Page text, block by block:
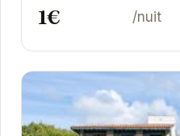
1€ /nuit